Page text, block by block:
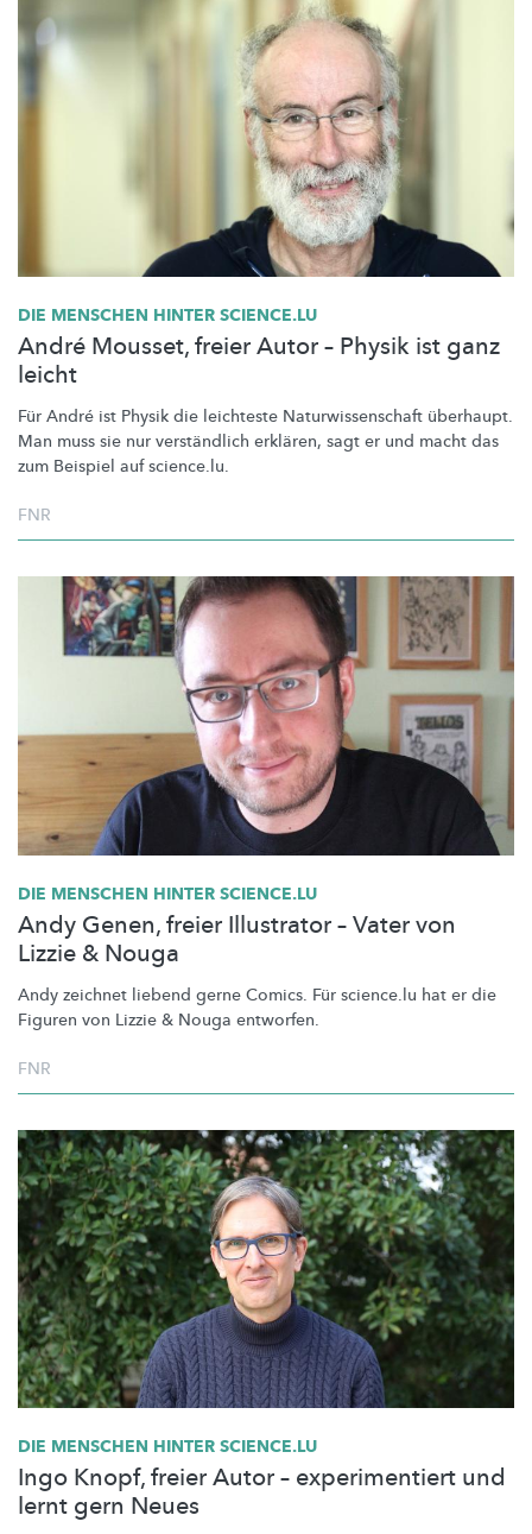
DIE MENSCHEN HINTER SCIENCE.LU
André Mousset, freier Autor – Physik ist ganz
leicht
Für André ist Physik die leichteste Naturwissenschaft überhaupt.
Man muss sie nur verständlich erklären, sagt er und macht das
zum Beispiel auf science.lu.
FNR
DIE MENSCHEN HINTER SCIENCE.LU
Andy Genen, freier Illustrator – Vater von
Lizzie & Nouga
Andy zeichnet liebend gerne Comics. Für science.lu hat er die
Figuren von Lizzie & Nouga entworfen.
FNR
DIE MENSCHEN HINTER SCIENCE.LU
Ingo Knopf, freier Autor – experimentiert und
lernt gern Neues